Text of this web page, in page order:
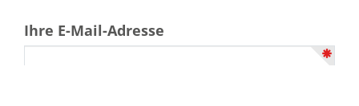
Ihre E-Mail-Adresse